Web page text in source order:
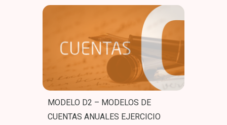
MODELO D2 – MODELOS DE
CUENTAS ANUALES EJERCICIO